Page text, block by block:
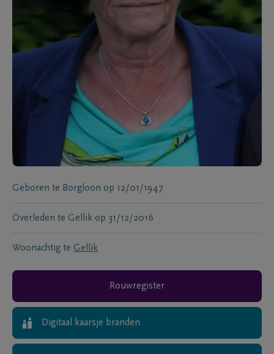
Geboren te Borgloon op 12/01/1947
Overleden te Gellik op 31/12/2016
Woonachtig te Gellik
Rouwregister
Digitaal kaarsje branden